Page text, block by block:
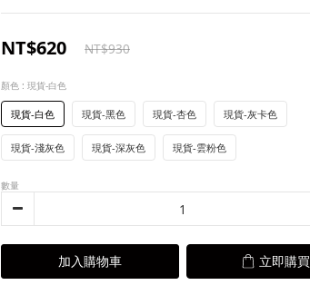
NT$620 NT$930
顏色 : 現貨-白色
現貨-白色 現貨-黑色 現貨-杏色 現貨-灰卡色
現貨-淺灰色 現貨-深灰色 現貨-雲粉色
數量
加入購物車 立即購買